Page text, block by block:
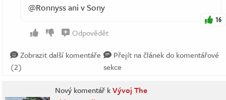
@Ronnyss ani v Sony
16
Odpovědět
Zobrazit další komentáře
(2)
Přejít na článek do komentářové
sekce
Nový komentář kVývoj The